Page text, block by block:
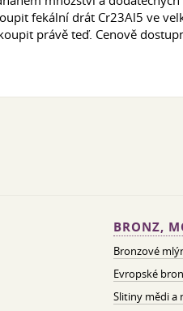
fekální drát Cr23Al5 ve
právě teď. Cenově
BRONZ,
Bronzové
Evropské
Slitiny mědi a